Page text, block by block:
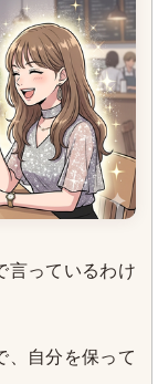
言っているわけ
、自分を保って